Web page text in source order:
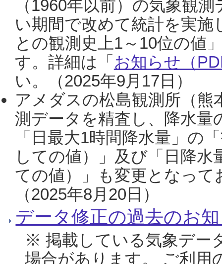
（1960年以前）の気象観
い期間で改めて統計を実
との観測史上1～10位の値
す。詳細は「 お知らせ（
い。（2025年9月17日）
アメダスの松島観測所（熊
測データを精査し、降水
「日最大1時間降水量」の
しての値）」及び「日降
ての値）」も変更となっ
（2025年8月20日）
データ修正の過去のお
※ 掲載している気象デー
場合があります。 ご利用